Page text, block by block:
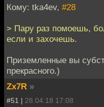
Кому: tka4ev, #28
> Пару раз помоешь,
если и захочешь.
Приземленные вы
прекрасного.)
Zx7R »
#51 | 28.04.18 17:08